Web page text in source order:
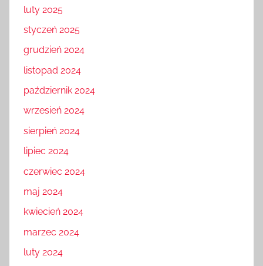
luty 2025
styczeń 2025
grudzień 2024
listopad 2024
październik 2024
wrzesień 2024
sierpień 2024
lipiec 2024
czerwiec 2024
maj 2024
kwiecień 2024
marzec 2024
luty 2024